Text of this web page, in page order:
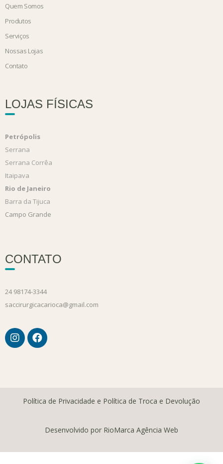
Quem Somos
Produtos
Serviços
Nossas Lojas
Contato
LOJAS FÍSICAS
Petrópolis
Serrana
Serrana Corrêa
Itaipava
Rio de Janeiro
Barra da Tijuca
Campo Grande
CONTATO
24 98174-3344
saccirurgicacarioca@gmail.com
Política de Privacidade e Política de Troca e Devolução
Desenvolvido por RioMarca Agência Web